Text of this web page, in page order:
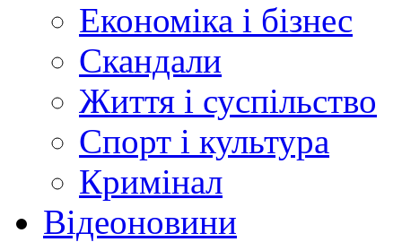
Економіка і бізнес
Скандали
Життя і суспільство
Спорт і культура
Кримінал
Відеоновини